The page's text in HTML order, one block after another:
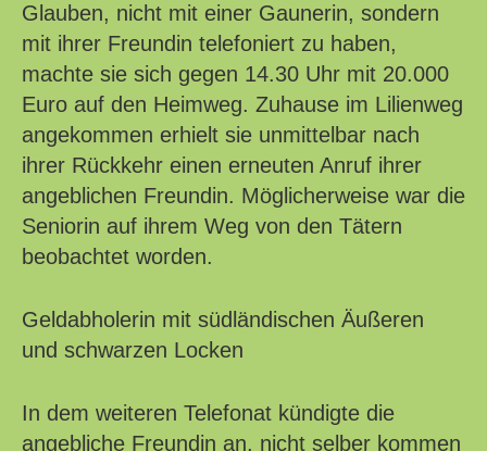
Glauben, nicht mit einer Gaunerin, sondern
mit ihrer Freundin telefoniert zu haben,
machte sie sich gegen 14.30 Uhr mit 20.000
Euro auf den Heimweg. Zuhause im Lilienweg
angekommen erhielt sie unmittelbar nach
ihrer Rückkehr einen erneuten Anruf ihrer
angeblichen Freundin. Möglicherweise war die
Seniorin auf ihrem Weg von den Tätern
beobachtet worden.
Geldabholerin mit südländischen Äußeren
und schwarzen Locken
In dem weiteren Telefonat kündigte die
angebliche Freundin an, nicht selber kommen